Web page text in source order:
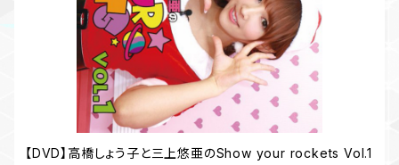
【DVD】高橋しょう子と三上悠亜のShow your rockets Vol.1